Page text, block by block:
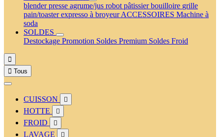
blenderpresse agrume/jus robot pâtissierbouilloire grille
pain/toasterexpresso à broyeurACCESSOIRES Machine à
soda
SOLDES
Destockage Promotion Soldes Premium Soldes Froid

 Tous
CUISSON 
HOTTE 
FROID 
LAVAGE 